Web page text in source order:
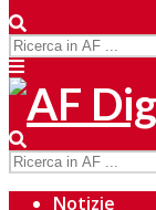
Notizie